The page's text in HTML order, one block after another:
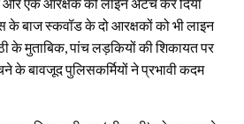
के बाज स्‍कवॉड के दो आरक्षकों को भी लाइन
के मुताबिक, पांच लड़कियों की शिकायत पर
के बावजूद पुलिसकर्मियों ने प्रभावी कदम